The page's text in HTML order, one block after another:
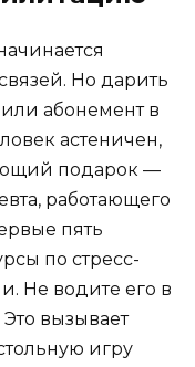
Но дарить
или абонемент в
астеничен,
подарок —
работающего
пять
по стресс-
Не водите его в
вызывает
игру